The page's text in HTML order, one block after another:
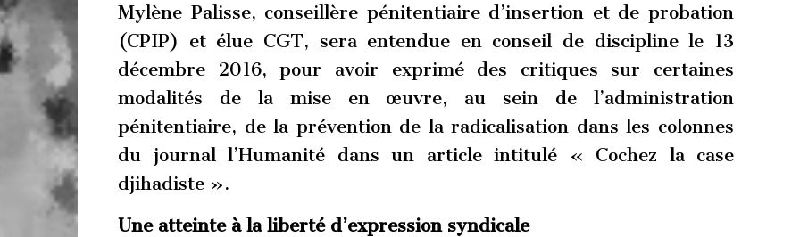
Mylène Palisse, conseillère pénitentiaire d’insertion et de probation
(CPIP) et élue CGT, sera entendue en conseil de discipline le 13
décembre 2016, pour avoir exprimé des critiques sur certaines
modalités de la mise en œuvre, au sein de l’administration
pénitentiaire, de la prévention de la radicalisation dans les colonnes
du journal l’Humanité dans un article intitulé « Cochez la case
djihadiste ».
Une atteinte à la liberté d’expression syndicale